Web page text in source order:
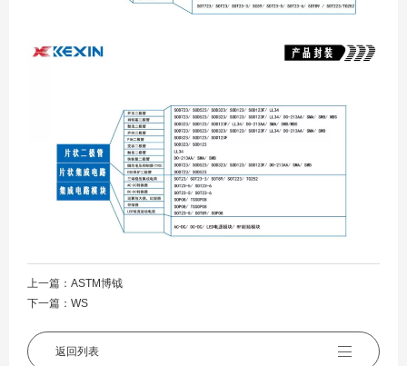
上一篇： ASTM博钺
下一篇： WS
返回列表